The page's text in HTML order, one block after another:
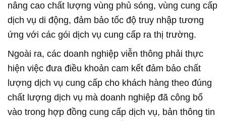
nâng cao chất lượng vùng phủ sóng, vùng cung cấp
dịch vụ di động, đảm bảo tốc độ truy nhập tương
ứng với các gói dịch vụ cung cấp ra thị trường.
Ngoài ra, các doanh nghiệp viễn thông phải thực
hiện việc đưa điều khoản cam kết đảm bảo chất
lượng dịch vụ cung cấp cho khách hàng theo đúng
chất lượng dịch vụ mà doanh nghiệp đã công bố
vào trong hợp đồng cung cấp dịch vụ, bản thông tin